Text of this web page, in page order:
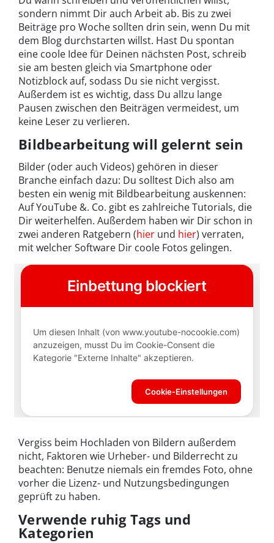
sondern nimmt Dir auch Arbeit ab. Bis zu zwei
Beiträge pro Woche sollten drin sein, wenn Du mit
dem Blog durchstarten willst. Hast Du spontan
eine coole Idee für Deinen nächsten Post, schreib
sie am besten gleich via Smartphone oder
Notizblock auf, sodass Du sie nicht vergisst.
Außerdem ist es wichtig, dass Du allzu lange
Pausen zwischen den Beiträgen vermeidest, um
keine Leser zu verlieren.
Bildbearbeitung will gelernt sein
Bilder (oder auch Videos) gehören in dieser
Branche einfach dazu: Du solltest Dich also am
besten ein wenig mit Bildbearbeitung auskennen:
Auf YouTube &. Co. gibt es zahlreiche Tutorials, die
Dir weiterhelfen. Außerdem haben wir Dir schon in
zwei anderen Ratgebern (hier und hier) verraten,
mit welcher Software Dir coole Fotos gelingen.
Vergiss beim Hochladen von Bildern außerdem
nicht, Faktoren wie Urheber- und Bilderrecht zu
beachten: Benutze niemals ein fremdes Foto, ohne
vorher die Lizenz- und Nutzungsbedingungen
geprüft zu haben.
Verwende ruhig Tags und
Kategorien